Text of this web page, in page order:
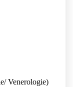
Venerologie)